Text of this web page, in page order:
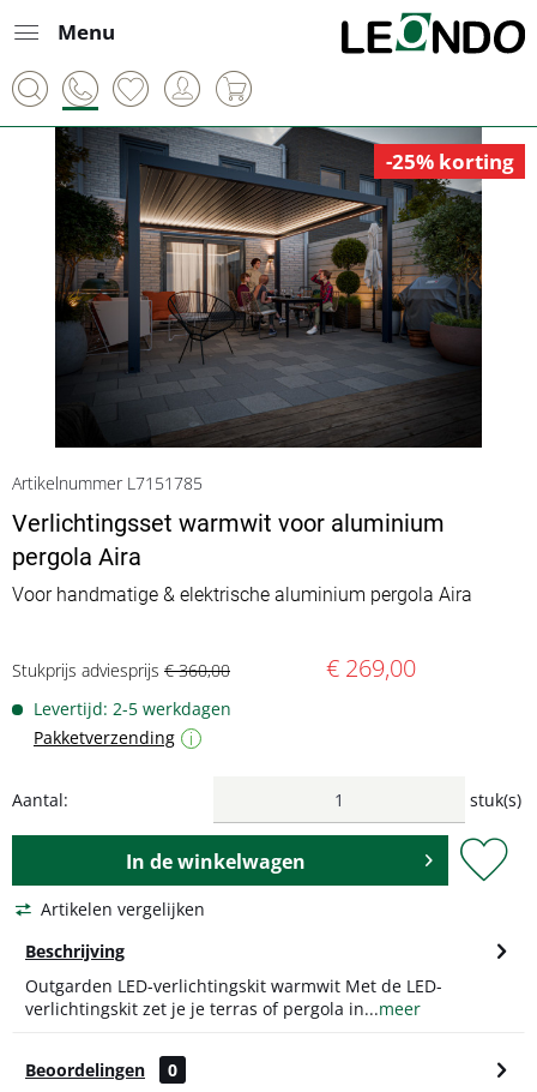
Menu
-25% korting
Artikelnummer L7151785
Verlichtingsset warmwit voor aluminium
pergola Aira
Voor handmatige & elektrische aluminium pergola Aira
Stukprijs adviesprijs € 360,00 € 269,00
Levertijd: 2-5 werkdagen
Pakketverzending
i
Aantal: stuk(s)
In dewinkelwagen
Artikelen vergelijken
Beschrijving
Outgarden LED-verlichtingskit warmwit Met de LED-
verlichtingskit zet je je terras of pergola in...meer
Beoordelingen
0